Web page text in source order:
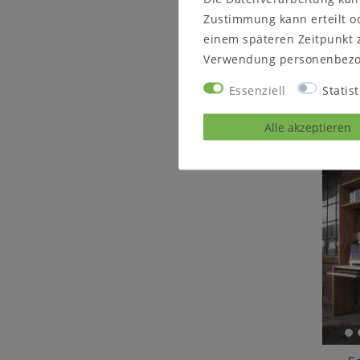
Zustimmung kann erteilt
einem späteren Zeitpunkt
Verwendung
Essenziell
Alle akzeptieren